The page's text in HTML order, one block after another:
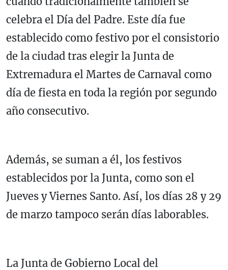
celebra el Día del Padre. Este día fue
establecido como festivo por el consistorio
de la ciudad tras elegir la Junta de
Extremadura el Martes de Carnaval como
día de fiesta en toda la región por segundo
año consecutivo.
Además, se suman a él, los festivos
establecidos por la Junta, como son el
Jueves y Viernes Santo. Así, los días 28 y 29
de marzo tampoco serán días laborables.
La Junta de Gobierno Local del